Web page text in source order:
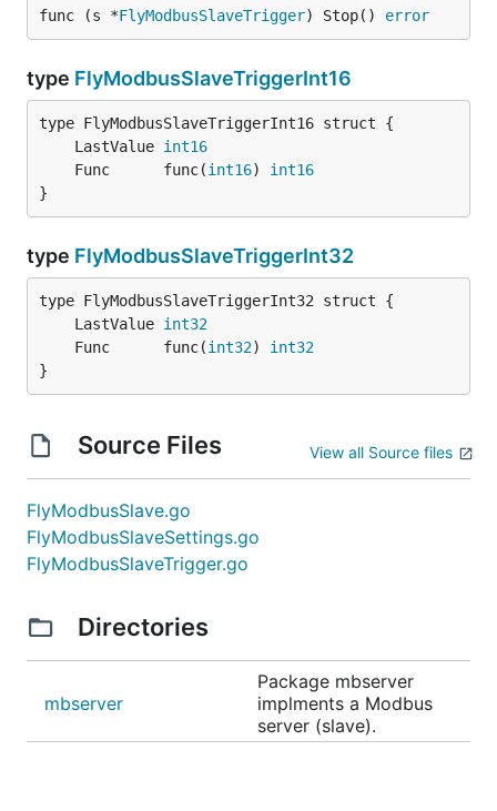
func (s *FlyModbusSlaveTrigger) Stop() error
type FlyModbusSlaveTriggerInt16
	LastValue
int16
	Func      func(
int16) int16
}
type FlyModbusSlaveTriggerInt32
	LastValue
int32
	Func      func(
int32) int32
}
Source Files View all Source files
FlyModbusSlave.go
FlyModbusSlaveSettings.go
FlyModbusSlaveTrigger.go
Directories
mbserver
Package mbserver
implments a Modbus
server (slave).